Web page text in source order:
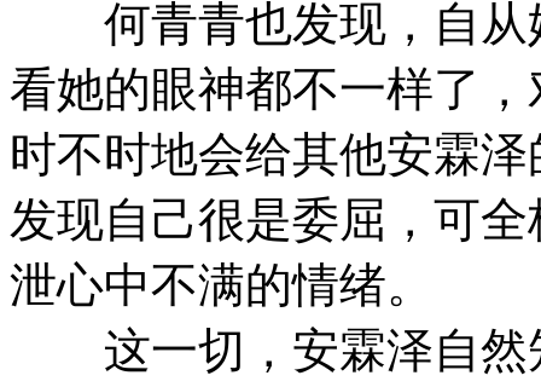
何青青也发现，自从
看她的眼神都不一样了
时不时地会给其他安霖
发现自己很是委屈，可
泄心中不满的情绪。
这一切，安霖泽自然